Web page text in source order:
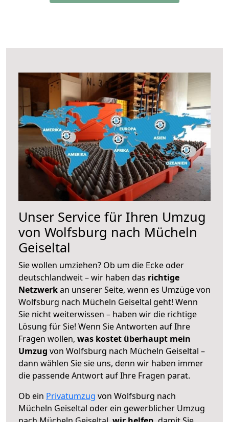
Unser Service für Ihren Umzug
von Wolfsburg nach Mücheln
Geiseltal
Sie wollen umziehen? Ob um die Ecke oder
deutschlandweit – wir haben das richtige
Netzwerkan unserer Seite, wenn es Umzüge von
Wolfsburg nach Mücheln Geiseltal geht! Wenn
Sie nicht weiterwissen – haben wir die richtige
Lösung für Sie! Wenn Sie Antworten auf Ihre
Fragen wollen, was kostet überhaupt mein
Umzug von Wolfsburg nach Mücheln Geiseltal –
dann wählen Sie sie uns, denn wir haben immer
die passende Antwort auf Ihre Fragen parat.
Ob ein Privatumzug von Wolfsburg nach
Mücheln Geiseltal oder ein gewerblicher Umzug